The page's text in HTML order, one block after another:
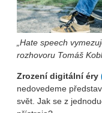
„Hate speech
rozhovoru Tomáš
Zrození digitální éry
nedovedeme
svět. Jak se z